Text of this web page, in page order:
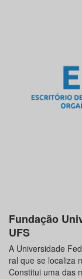
Fundação
UFS
A Universidade
ral que se localiza
Constitui uma das